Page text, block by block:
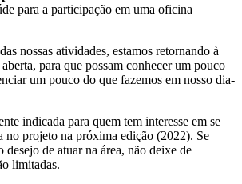
para a participação em uma oficina
nossas atividades, estamos retornando à
para que possam conhecer um pouco
um pouco do que fazemos em nosso dia-
indicada para quem tem interesse em se
no projeto na próxima edição (2022). Se
de atuar na área, não deixe de
limitadas.